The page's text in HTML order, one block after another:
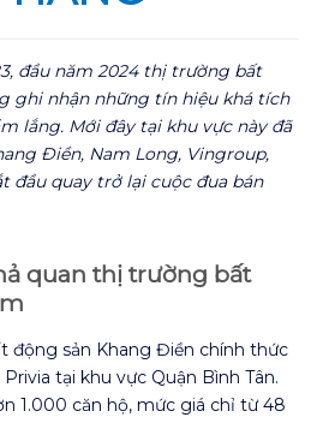
đầu năm 2024 thị trường bất
ghi nhận những tín hiệu khá tích
lắng. Mới đây tại khu vực này đã
Điền, Nam Long, Vingroup,
đầu quay trở lại cuộc đua bán
quan thị trường bất
động sản Khang Điền chính thức
tại khu vực Quận Bình Tân.
1.000 căn hộ, mức giá chỉ từ 48